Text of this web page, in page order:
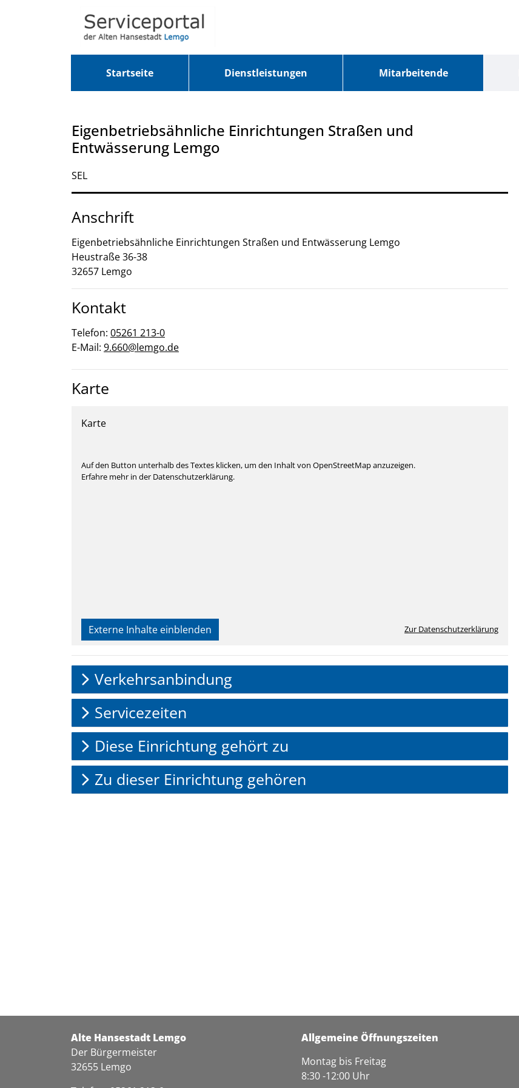
Zum Hauptinhalt springen
Startseite Dienstleistungen Mitarbeitende
Eigenbetriebsähnliche Einrichtungen Straßen und
Entwässerung Lemgo
Kurzbezeichnung
SEL
Anschrift
Eigenbetriebsähnliche Einrichtungen Straßen und Entwässerung Lemgo
Heustraße36-38
32657 Lemgo
Kontakt
Telefon: 05261 213-0
E-Mail: 9.660@lemgo.de
Karte
Karte
Auf den Button unterhalb des Textes klicken, um den Inhalt von OpenStreetMap anzuzeigen.
Erfahre mehr in der Datenschutzerklärung.
Externe Inhalte einblenden Zur Datenschutzerklärung
Verkehrsanbindung
Servicezeiten
Diese Einrichtung gehört zu
Zu dieser Einrichtung gehören
Alte Hansestadt Lemgo
Der Bürgermeister
32655 Lemgo
Allgemeine Öffnungszeiten
Montag bis Freitag
8:30 -12:00 Uhr